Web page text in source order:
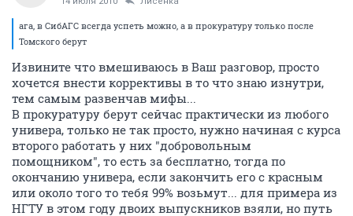
ага, в СибАГС всегда успеть можно, а в прокуратуру только после
Томского берут
Извините что вмешиваюсь в Ваш разговор, просто
хочется внести коррективы в то что знаю изнутри,
тем самым развенчав мифы...
В прокуратуру берут сейчас практически из любого
универа, только не так просто, нужно начиная с курса
второго работать у них "добровольным
помощником", то есть за бесплатно, тогда по
окончанию универа, если закончить его с красным
или около того то тебя 99% возьмут... для примера из
НГТУ в этом году двоих выпускников взяли, но путь